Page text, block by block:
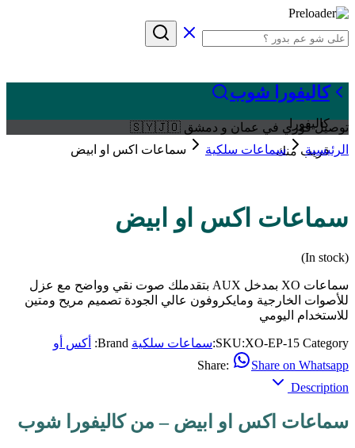
كاليفورا شوب
كاليفورا
قريب منك
توصيل فوري في عمان و دمشق 🇸🇾🇯🇴
الرئيسية
سماعات سلكية سماعات اكس او ابيض
سماعات اكس او ابيض
(In stock)
سماعات XO بمدخل AUX بتقدملك صوت نقي وواضح مع عزل
للأصوات الخارجية ومايكروفون عالي الجودة تصميم مريح ومتين
للاستخدام اليومي
SKU:XO-EP-15 Category: سماعات سلكية Brand:
أكس أو
Share:
Share on Whatsapp
Description
سماعات اكس او ابيض – من كاليفورا شوب